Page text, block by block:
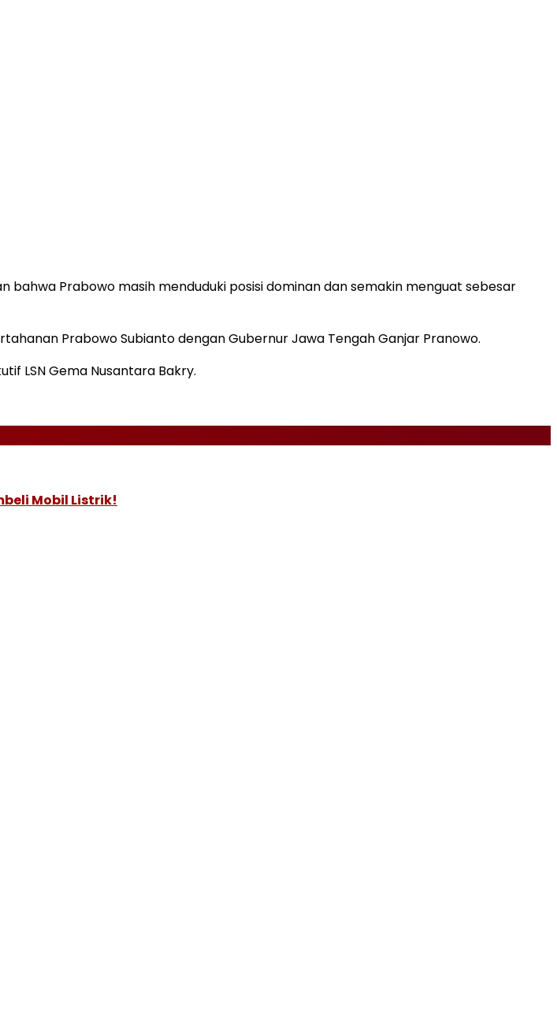
bahwa Prabowo masih menduduki posisi dominan dan semakin menguat sebesar
Prabowo Subianto dengan Gubernur Jawa Tengah Ganjar Pranowo.
LSN Gema Nusantara Bakry.
Mobil Listrik!